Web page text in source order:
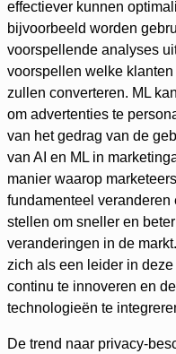
effectiever kunnen
bijvoorbeeld worden
voorspellende analyses
voorspellen welke
zullen converteren. ML
om advertenties te
van het gedrag van de
van AI en ML in
manier waarop
fundamenteel veranderen
stellen om sneller en
veranderingen in de
zich als een leider in
continu te innoveren en
technologieën te
De trend naar privacy-